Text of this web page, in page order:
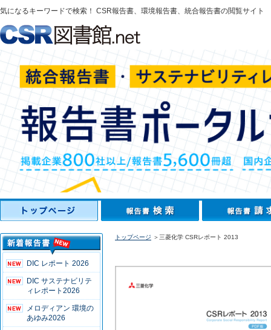
気になるキーワードで検索！ CSR報告書、環境報告書、統合報告書の閲覧サイト
DIC レポート 2026
DIC サステナビリテ
ィレポート2026
メロディアン 環境の
あゆみ2026
トップページ ＞三菱化学 CSRレポート 2013